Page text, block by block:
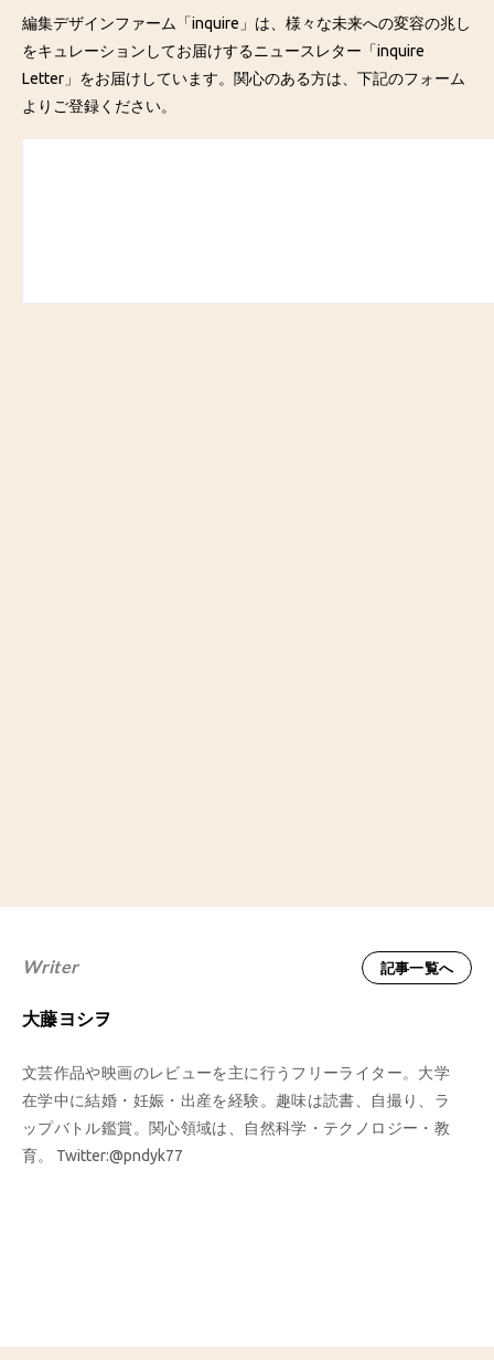
編集デザインファーム「inquire」は、様々な未来への変容の兆し
をキュレーションしてお届けするニュースレター「inquire
Letter」をお届けしています。関心のある方は、下記のフォーム
よりご登録ください。
Writer
大藤ヨシヲ
記事一覧へ
文芸作品や映画のレビューを主に行うフリーライター。大学
在学中に結婚・妊娠・出産を経験。趣味は読書、自撮り、ラ
ップバトル鑑賞。関心領域は、自然科学・テクノロジー・教
育。 Twitter:@pndyk77